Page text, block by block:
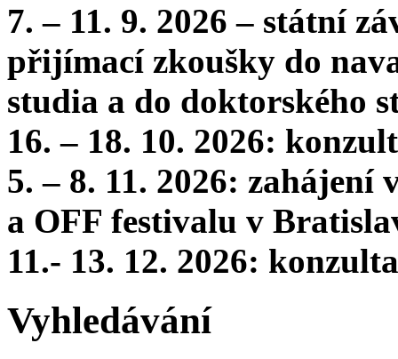
7. – 11. 9. 2026 – státní
přijímací zkoušky do
studia a do doktorského
16. – 18. 10. 2026:
5. – 8. 11. 2026:
a OFF festivalu v
11.- 13. 12. 2026:
Vyhledávání